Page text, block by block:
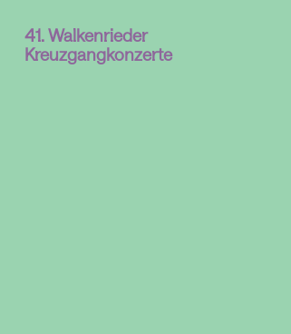
41. Walkenrieder
Kreuzgangkonzerte